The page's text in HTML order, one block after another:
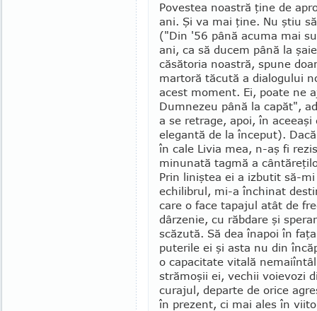
Povestea noastră ţine de
ani. Şi va mai ţine. Nu ştiu
("Din '56 până acuma mai
ani, ca să ducem până la
căsătoria noastră, spune
martoră tăcută a dialogului
acest moment. Ei, poate ne
Dumnezeu până la ca­păt",
a se retrage, apoi, în aceeaşi
elegantă de la început).
în cale Livia mea, n-aş fi
minunată tagmă a
Prin liniştea ei a izbutit să-mi
echilibrul, mi-a închinat
care o face tapajul atât de
dârzenie, cu răbdare şi
scăzută. Să dea înapoi în
puterile ei şi asta nu din
o capacitate vitală
strămoşii ei, vechii voie­vozi
curajul, departe de orice
în prezent, ci mai ales în